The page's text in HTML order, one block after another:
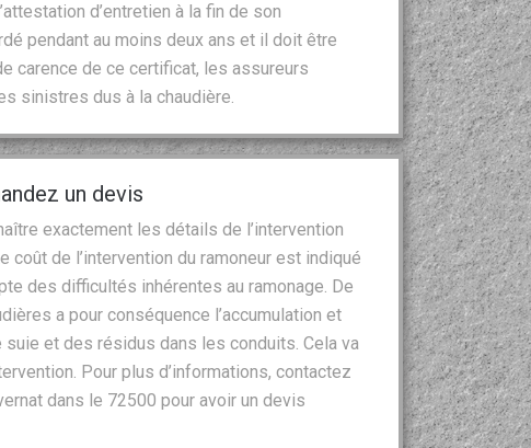
d’entretien à la fin de son
pendant au moins deux ans et il doit être
carence de ce certificat, les assureurs
sinistres dus à la chaudière.
un devis
exactement les détails de l’intervention
coût de l’intervention du ramoneur est indiqué
des difficultés inhérentes au ramonage. De
a pour conséquence l’accumulation et
et des résidus dans les conduits. Cela va
Pour plus d’informations, contactez
dans le 72500 pour avoir un devis